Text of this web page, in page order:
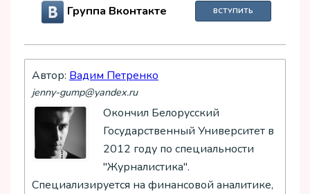
Группа Вконтакте ВСТУПИТЬ
Автор: Вадим Петренко
jenny-gump@yandex.ru
Окончил Белорусский
Государственный Университет в
2012 году по специальности
"Журналистика".
Специализируется на финансовой аналитике,